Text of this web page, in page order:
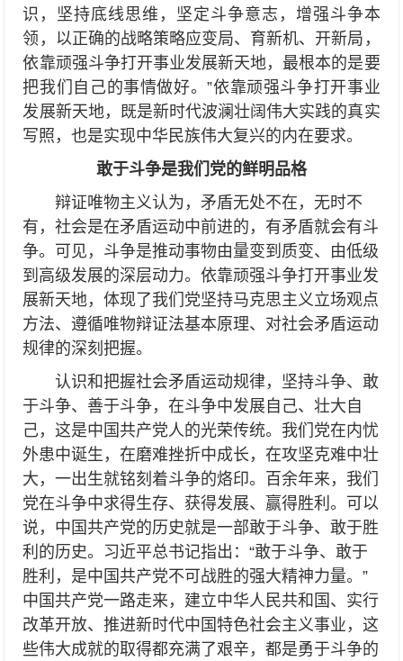
识，坚持底线思维，坚定斗争意志，增强斗争本
领，以正确的战略策略应变局、育新机、开新局，
依靠顽强斗争打开事业发展新天地，最根本的是要
把我们自己的事情做好。”依靠顽强斗争打开事业
发展新天地，既是新时代波澜壮阔伟大实践的真实
写照，也是实现中华民族伟大复兴的内在要求。
敢于斗争是我们党的鲜明品格
辩证唯物主义认为，矛盾无处不在，无时不
有，社会是在矛盾运动中前进的，有矛盾就会有斗
争。可见，斗争是推动事物由量变到质变、由低级
到高级发展的深层动力。依靠顽强斗争打开事业发
展新天地，体现了我们党坚持马克思主义立场观点
方法、遵循唯物辩证法基本原理、对社会矛盾运动
规律的深刻把握。
认识和把握社会矛盾运动规律，坚持斗争、敢
于斗争、善于斗争，在斗争中发展自己、壮大自
己，这是中国共产党人的光荣传统。我们党在内忧
外患中诞生，在磨难挫折中成长，在攻坚克难中壮
大，一出生就铭刻着斗争的烙印。百余年来，我们
党在斗争中求得生存、获得发展、赢得胜利。可以
说，中国共产党的历史就是一部敢于斗争、敢于胜
利的历史。习近平总书记指出：“敢于斗争、敢于
胜利，是中国共产党不可战胜的强大精神力量。”
中国共产党一路走来，建立中华人民共和国、实行
改革开放、推进新时代中国特色社会主义事业，这
些伟大成就的取得都充满了艰辛，都是勇于斗争的